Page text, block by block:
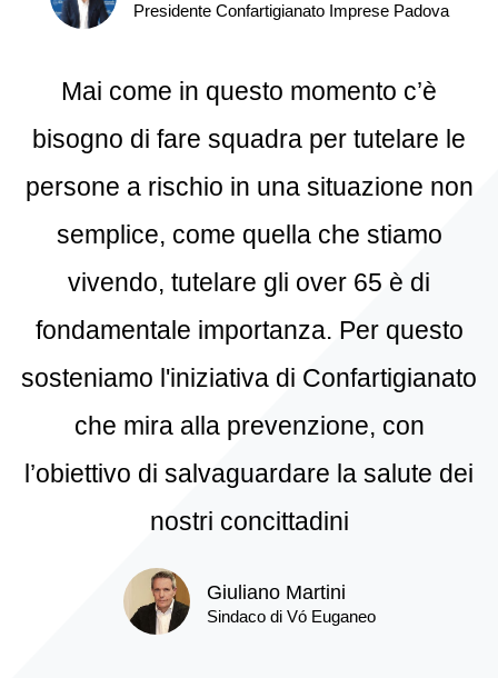
Presidente Confartigianato Imprese Padova
Mai come in questo momento c’è
bisogno di fare squadra per tutelare le
persone a rischio in una situazione non
semplice, come quella che stiamo
vivendo, tutelare gli over 65 è di
fondamentale importanza. Per questo
sosteniamo l'iniziativa di Confartigianato
che mira alla prevenzione, con
l’obiettivo di salvaguardare la salute dei
nostri concittadini
Giuliano Martini
Sindaco di Vó Euganeo